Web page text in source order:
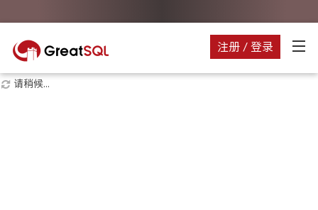
注册 / 登录
请稍候...